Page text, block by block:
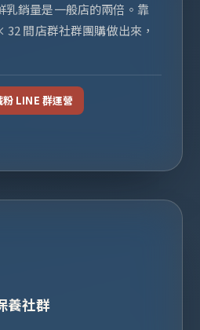
乳銷量是一般店的兩倍。靠
32 間店群社群團購做出來，
粉 LINE 群運營
養社群